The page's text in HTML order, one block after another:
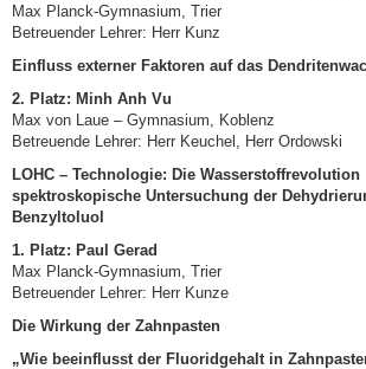
Max Planck-Gymnasium, Trier
Betreuender Lehrer: Herr Kunz
Einfluss externer Faktoren auf das
2. Platz: Minh Anh Vu
Max von Laue – Gymnasium, Koblenz
Betreuende Lehrer: Herr Keuchel, Herr Ordowski
LOHC – Technologie: Die Wasserstoffrevolution
spektroskopische Untersuchung der
Benzyltoluol
1. Platz: Paul Gerad
Max Planck-Gymnasium, Trier
Betreuender Lehrer: Herr Kunze
Die Wirkung der Zahnpasten
„Wie beeinflusst der Fluoridgehalt in